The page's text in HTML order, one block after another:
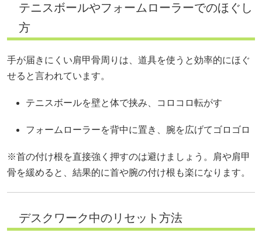
テニスボールやフォームローラーでのほぐし
方
手が届きにくい肩甲骨周りは、道具を使うと効率的にほぐ
せると言われています。
テニスボールを壁と体で挟み、コロコロ転がす
フォームローラーを背中に置き、腕を広げてゴロゴロ
※首の付け根を直接強く押すのは避けましょう。肩や肩甲
骨を緩めると、結果的に首や腕の付け根も楽になります。
デスクワーク中のリセット方法